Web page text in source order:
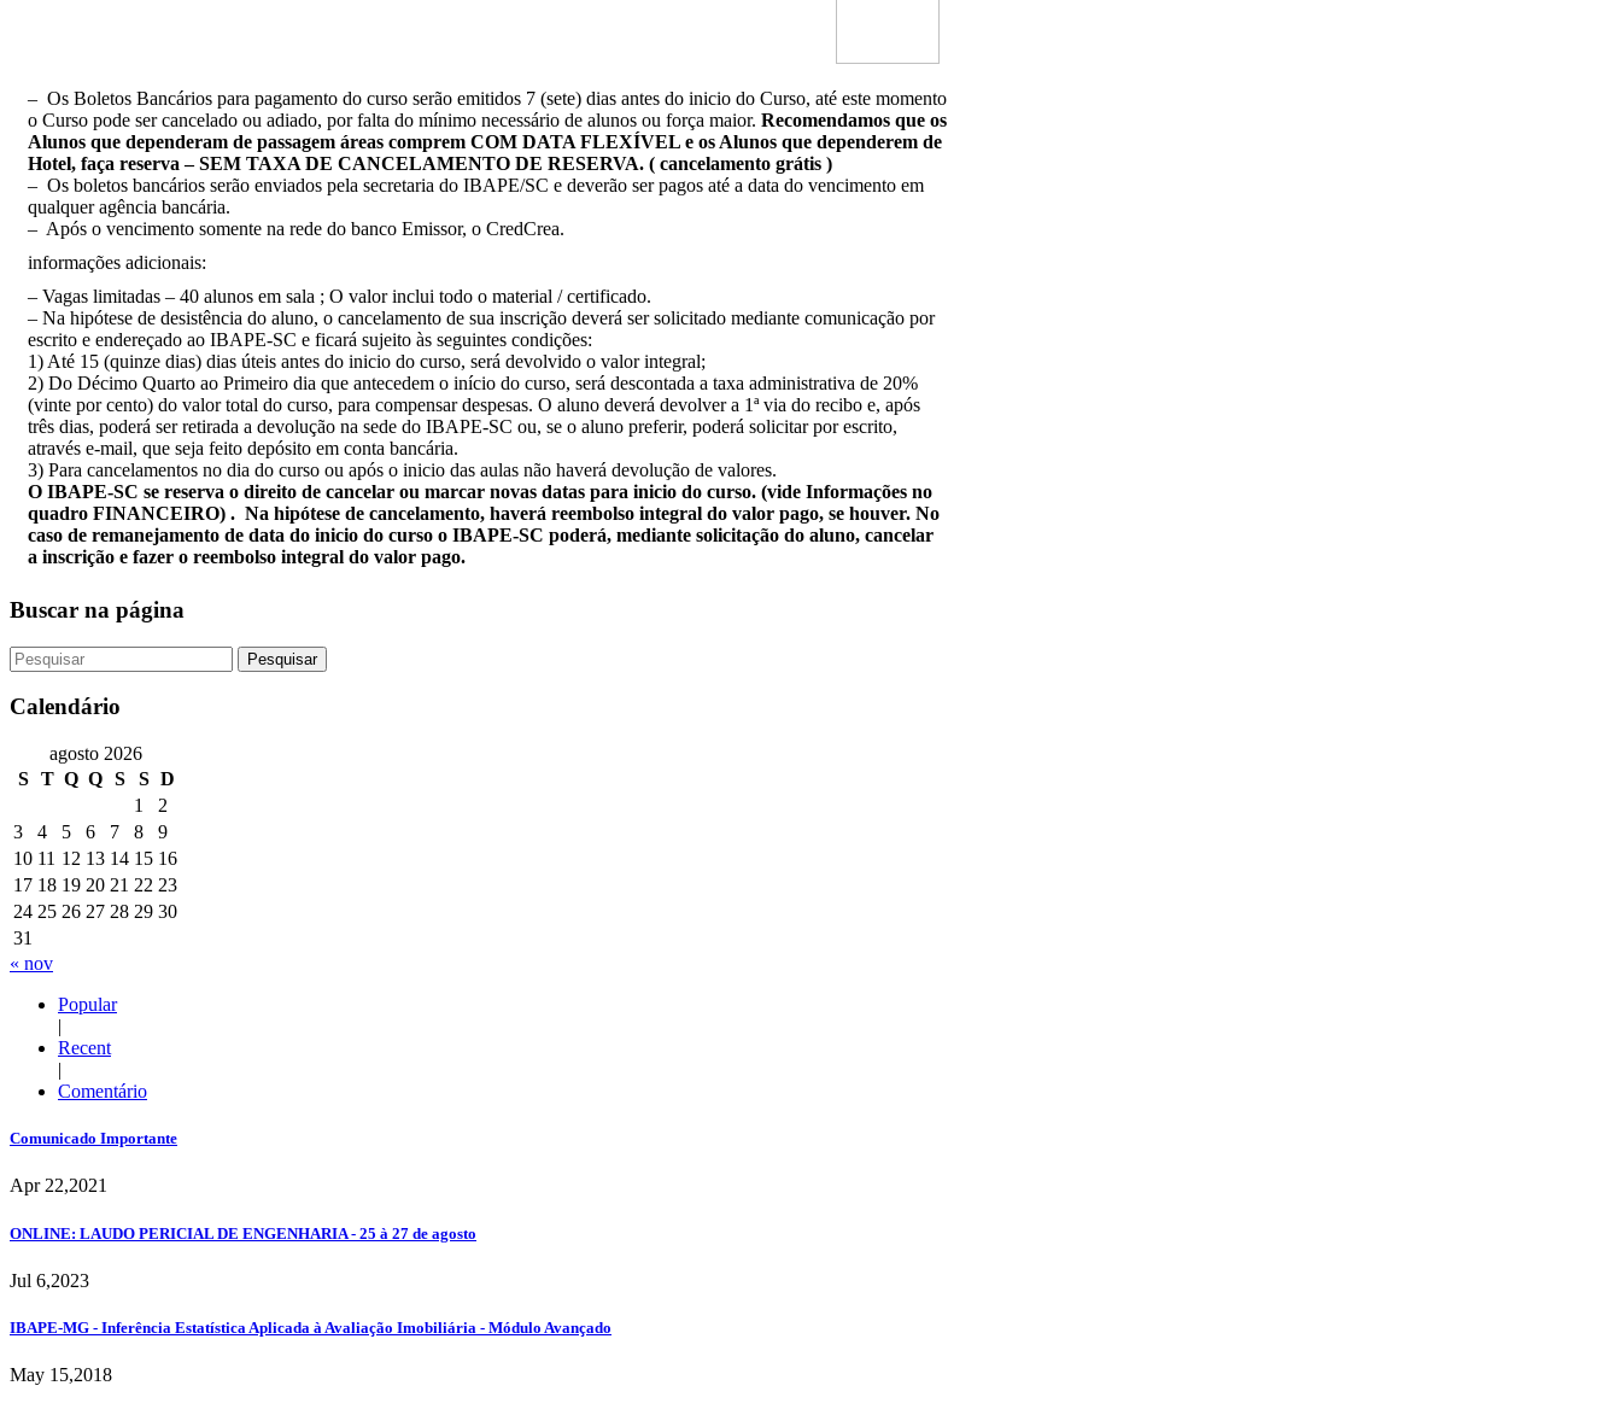
– Os Boletos Bancários para pagamento do curso serão emitidos 7 (sete) dias antes do inicio do Curso, até este momento
o Curso pode ser cancelado ou adiado, por falta do mínimo necessário de alunos ou força maior. Recomendamos que os
Alunos que dependeram de passagem áreas comprem COM DATA FLEXÍVEL e os Alunos que dependerem de
Hotel, faça reserva – SEM TAXA DE CANCELAMENTO DE RESERVA. ( cancelamento grátis )
– Os boletos bancários serão enviados pela secretaria do IBAPE/SC e deverão ser pagos até a data do vencimento em
qualquer agência bancária.
– Após o vencimento somente na rede do banco Emissor, o CredCrea.
informações adicionais:
– Vagas limitadas – 40 alunos em sala ; O valor inclui todo o material / certificado.
– Na hipótese de desistência do aluno, o cancelamento de sua inscrição deverá ser solicitado mediante comunicação por
escrito e endereçado ao IBAPE-SC e ficará sujeito às seguintes condições:
1) Até 15 (quinze dias) dias úteis antes do inicio do curso, será devolvido o valor integral;
2) Do Décimo Quarto ao Primeiro dia que antecedem o início do curso, será descontada a taxa administrativa de 20%
(vinte por cento) do valor total do curso, para compensar despesas. O aluno deverá devolver a 1ª via do recibo e, após
três dias, poderá ser retirada a devolução na sede do IBAPE-SC ou, se o aluno preferir, poderá solicitar por escrito,
através e-mail, que seja feito depósito em conta bancária.
3) Para cancelamentos no dia do curso ou após o inicio das aulas não haverá devolução de valores.
O IBAPE-SC se reserva o direito de cancelar ou marcar novas datas para inicio do curso. (vide Informações no
quadro FINANCEIRO) . Na hipótese de cancelamento, haverá reembolso integral do valor pago, se houver. No
caso de remanejamento de data do inicio do curso o IBAPE-SC poderá, mediante solicitação do aluno, cancelar
a inscrição e fazer o reembolso integral do valor pago.
Buscar na página
Calendário
agosto 2026
S
T Q Q S S D
1
2
3
4 5 6 7 8
9
10 11 12 13 14 15 16
17 18 19 20 21 22 23
24 25 26 27 28 29 30
31
« nov
Popular
|
Recent
|
Comentário
Comunicado Importante
Apr 22,2021
ONLINE: LAUDO PERICIAL DE ENGENHARIA - 25 à 27 de agosto
Jul 6,2023
IBAPE-MG - Inferência Estatística Aplicada à Avaliação Imobiliária - Módulo Avançado
May 15,2018